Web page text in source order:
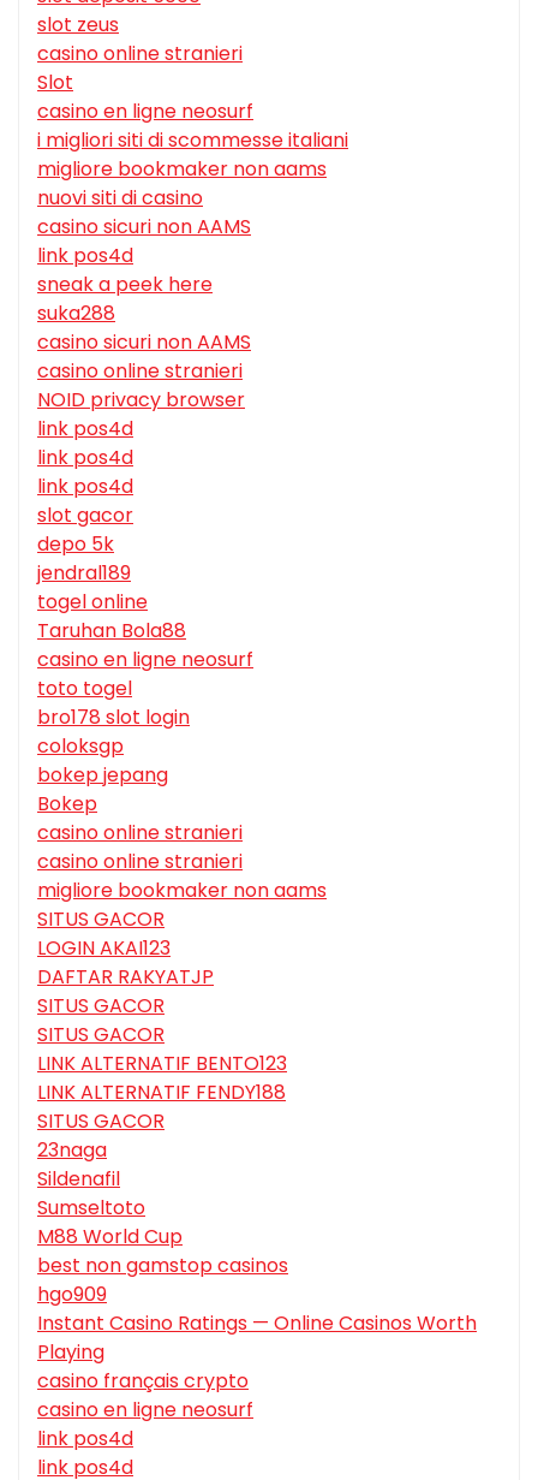
slot zeus
casino online stranieri
Slot
casino en ligne neosurf
i migliori siti di scommesse italiani
migliore bookmaker non aams
nuovi siti di casino
casino sicuri non AAMS
link pos4d
sneak a peek here
suka288
casino sicuri non AAMS
casino online stranieri
NOID privacy browser
link pos4d
link pos4d
link pos4d
slot gacor
depo 5k
jendral189
togel online
Taruhan Bola88
casino en ligne neosurf
toto togel
bro178 slot login
coloksgp
bokep jepang
Bokep
casino online stranieri
casino online stranieri
migliore bookmaker non aams
SITUS GACOR
LOGIN AKAI123
DAFTAR RAKYATJP
SITUS GACOR
SITUS GACOR
LINK ALTERNATIF BENTO123
LINK ALTERNATIF FENDY188
SITUS GACOR
23naga
Sildenafil
Sumseltoto
M88 World Cup
best non gamstop casinos
hgo909
Instant Casino Ratings — Online Casinos Worth
Playing
casino français crypto
casino en ligne neosurf
link pos4d
link pos4d